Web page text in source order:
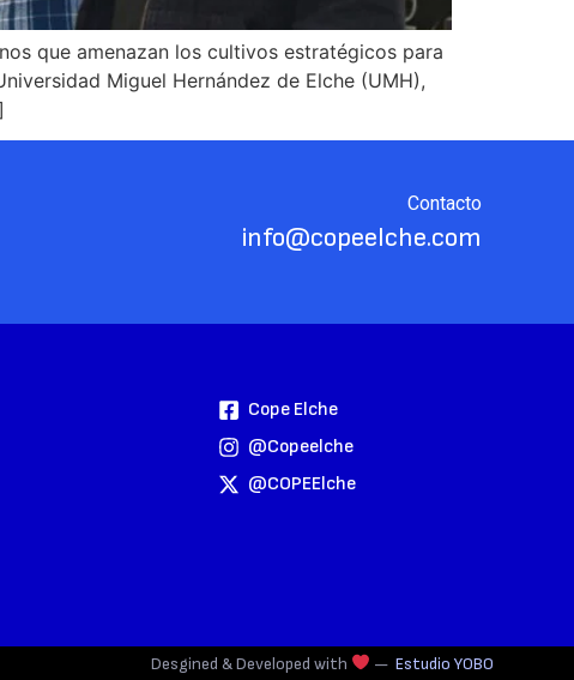
que amenazan los cultivos estratégicos para
Miguel Hernández de Elche (UMH),
Contacto
info@copeelche.com
Cope Elche
@copeelche
@COPEElche
Desgined & Developed with — Estudio YOBO